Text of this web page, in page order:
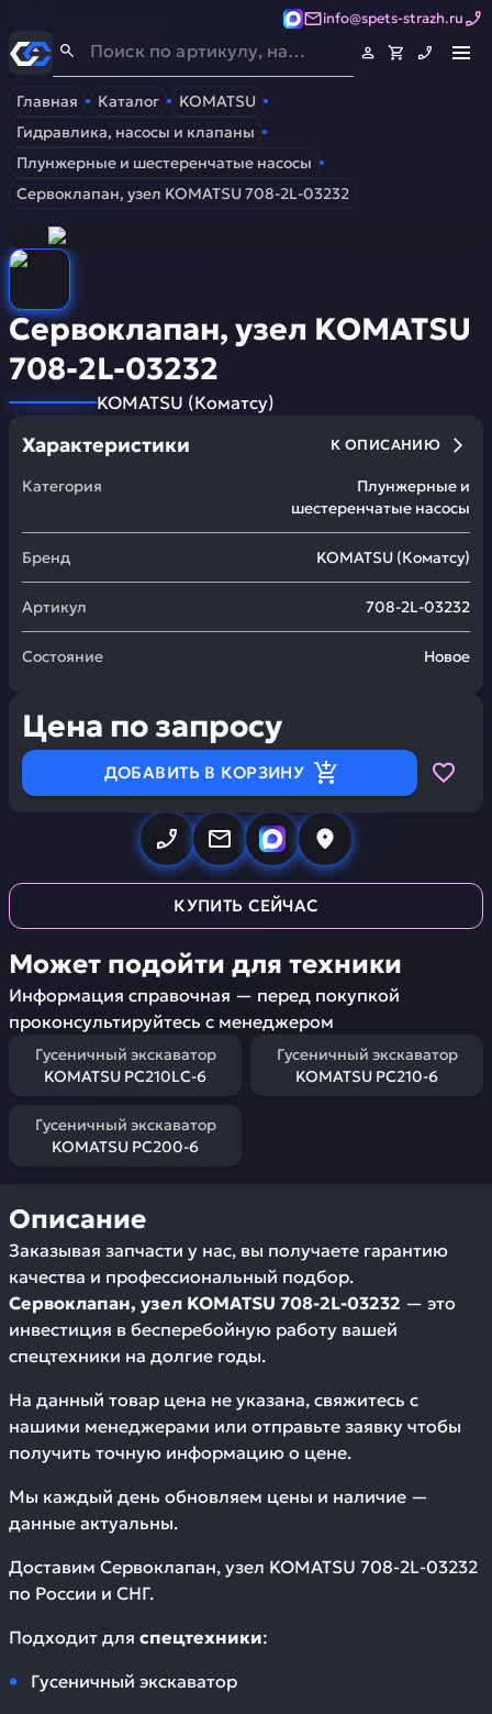
info@spets-strazh.ru
Спец-Страж- Запчасти для спецтехники
Главная Каталог
KOMATSU
Гидравлика, насосы и клапаны
Плунжерные и шестеренчатые насосы
Сервоклапан, узел KOMATSU 708-2L-03232
Сервоклапан, узел KOMATSU
708-2L-03232
KOMATSU (Коматсу)
Характеристики К ОПИСАНИЮ
Категория
Плунжерные и
шестеренчатые насосы
Бренд KOMATSU (Коматсу)
Артикул 708-2L-03232
Состояние Новое
Цена по запросу
ДОБАВИТЬ В КОРЗИНУ
КУПИТЬ СЕЙЧАС
Может подойти для техники
Информация справочная — перед покупкой
проконсультируйтесь с менеджером
Гусеничный экскаватор
KOMATSU PC210LC-6
Гусеничный экскаватор
KOMATSU PC210-6
Гусеничный экскаватор
KOMATSU PC200-6
Описание
Заказывая запчасти у нас, вы получаете гарантию
качества и профессиональный подбор.
Сервоклапан, узел KOMATSU 708-2L-03232 — это
инвестиция в бесперебойную работу вашей
спецтехники на долгие годы.
На данный товар цена не указана, свяжитесь с
нашими менеджерами или отправьте заявку чтобы
получить точную информацию о цене.
Мы каждый день обновляем цены и наличие —
данные актуальны.
Доставим Сервоклапан, узел KOMATSU 708-2L-03232
по России и СНГ.
Подходит для спецтехники:
Гусеничный экскаватор